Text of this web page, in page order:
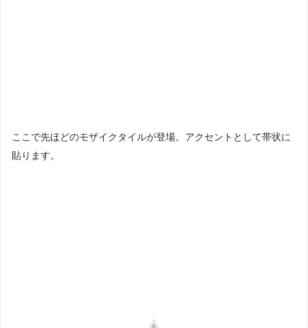
ここで先ほどのモザイクタイルが登場。アクセントとして帯状に
貼ります。